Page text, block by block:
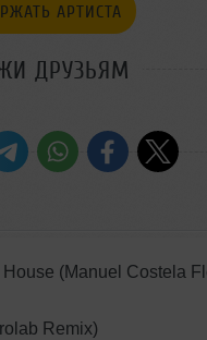
АРТИСТА
ДРУЗЬЯМ
(Manuel Costela
Remix)